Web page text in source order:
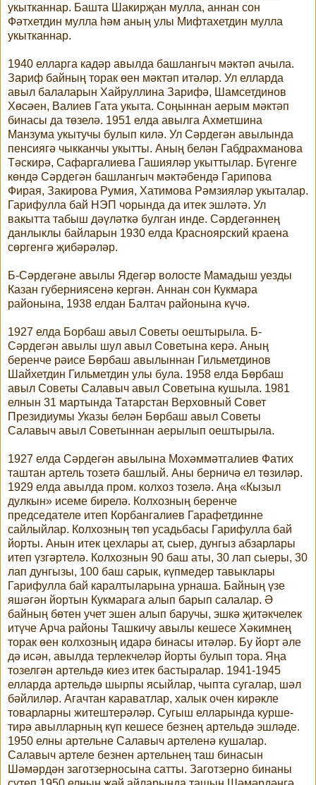
укытканнар. Башта Шакирҗан мулла, аннан сон
Фәтхетдин мулла һәм аның улы Мифтахетдин мулла
укытканнар.
1940 елларга кадәр авылда башлангыч мәктәп ачыла.
Зариф байның торак өен мәктәп итәләр. Ул елларда
авыл балаларын Хайруллина Зарифә, Шамсетдинов
Хөсәен, Валиев Гата укыта. Соңыннан аерым мәктәп
бинасы да төзелә. 1951 елда авылга Ахметшина
Манзума укытучы булып килә. Ул Сәрдегән авылында
пенсиягә чыкканчы укытты. Аның белән Габдрахманова
Тәскирә, Сафаргалиева Гашияләр укыттылар. Бүгенге
көндә Сәрдегән башлангыч мәктәбендә Гарипова
Фирая, Закирова Румия, Хатимова Рәмзияләр укыталар.
Гарифулла бай НЭП чорында да итек эшләтә. Ул
вакытта табыш дәүләткә булган инде. Сәрдегәннең
данлыклы байларын 1930 елда Красноярский краена
сөргенгә җибәрәләр.
Б-Сәрдегәне авылы Ядегәр волосте Мамадыш уезды
Казан губерниясенә кергән. Аннан сон Кукмара
районына, 1938 елдан Балтач районына күчә.
1927 елда Борбаш авыл Советы оештырыла. Б-
Сәрдегән авылы шул авыл Советына керә. Аның
беренче рәисе Бөрбаш авылыннан Гильметдинов
Шайхетдин Гильметдин улы була. 1958 елда Бөрбаш
авыл Советы Салавыч авыл Советына кушыла. 1981
елнын 31 мартында Татарстан Верховный Совет
Президиумы Указы белән Бөрбаш авыл Советы
Салавыч авыл Советыннан аерылып оештырыла.
1927 елда Сәрдегән авылына Мохәммәтгалиев Фатих
таштан артель тозетә башлый. Аны берничә ел төзиләр.
1929 елда авылда пром. колхоз тозелә. Аңа «Кызыл
дулкын» исеме бирелә. Колхозның беренче
председателе итеп Корбангалиев Гарафетдинне
сайлыйлар. Колхозның төп усадьбасы Гарифулла бай
йорты. Анын итек цехлары ат, сыер, дунгыз абзарлары
итеп үзгәртелә. Колхознын 90 баш аты, 30 лап сыеры, 30
лап дунгызы, 100 баш сарык, күпмедер тавыклары
Гарифулла бай каралтыларына урнаша. Байның үзе
яшәгән йортын Кукмарага алып барып салалар. Ә
байның бөтен учет эшен алып баручы, эшкә җитәкчелек
итүче Арча районы Ташкичу авылы кешесе Хәкимнең
торак өен колхозның идарә бинасы итәләр. Бу йорт әле
дә исән, авылда терлекчеләр йорты булып тора. Яңа
тозелгән артельдә киез итек бастыралар. 1941-1945
елларда артельдә шырпы ясыйлар, чыпта сугалар, шәл
бәйлиләр. Агачтан караватлар, халык очен кирәкле
товарларны житештерәләр. Сугыш елларында курше-
тирә авылларның күп кешесе безнең артельдә эшләде.
1950 елны артельне Салавыч артеленә кушалар.
Салавыч артеле безнен артельнең таш бинасын
Шәмәрдән заготзерносына сатты. Заготзерно бинаны